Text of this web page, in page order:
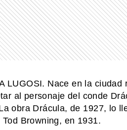
LUGOSI. Nace en la
al personaje del conde
obra Drácula, de 1927, lo
Browning, en 1931.